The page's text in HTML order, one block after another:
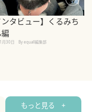
ンタビュー】くるみち
月30日 By equall編集部
もっと見る +